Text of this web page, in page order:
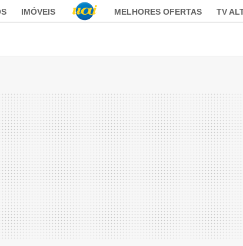
IMÓVEIS MELHORES OFERTAS TV